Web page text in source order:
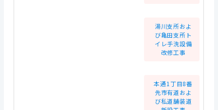
湯川支所およ
び亀田支所ト
イレ手洗設備
改修工事
本通1丁目8番
先市有道およ
び私道舗装道